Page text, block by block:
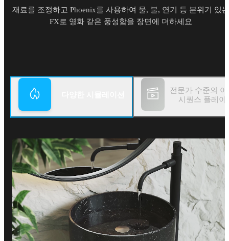
재료를 조정하고 Phoenix를 사용하여 물, 불, 연기 등 분위기 있는
FX로 영화 같은 풍성함을 장면에 더하세요
전문가 수준의
시퀀스 플레이